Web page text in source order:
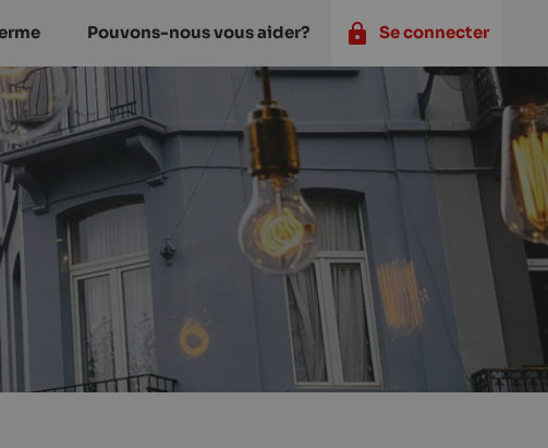
Pouvons-nous vous aider? Se connecter